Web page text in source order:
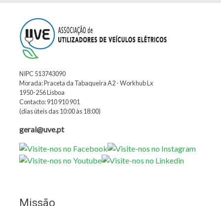
NIPC 513743090
Morada: Praceta da Tabaqueira A2 - Workhub Lx
1950-256 Lisboa
Contacto: 910 910 901
(dias úteis das 10:00 às 18:00)
geral@uve.pt
Missão